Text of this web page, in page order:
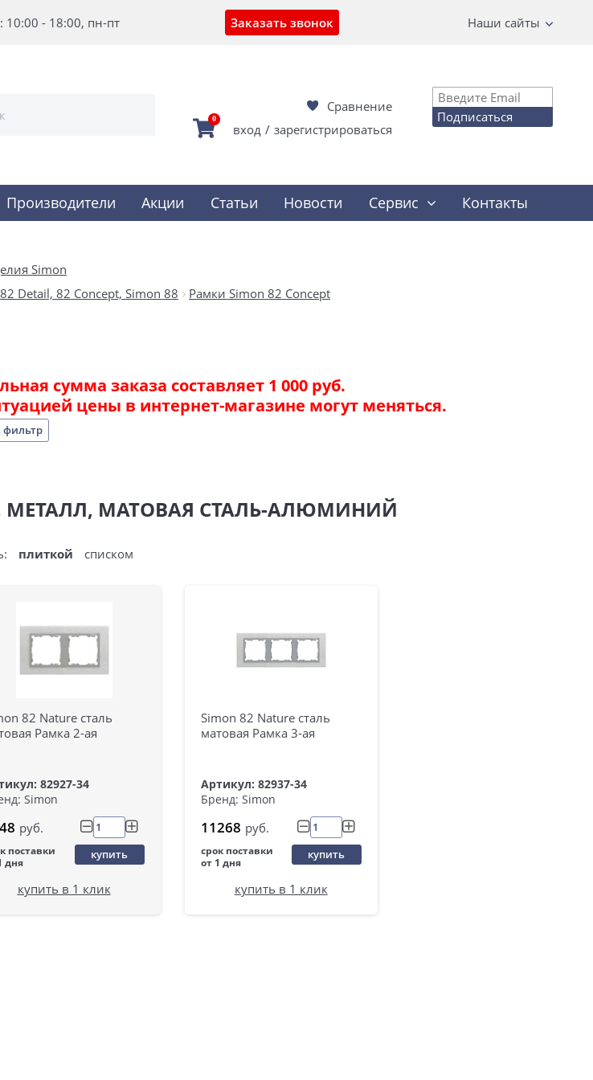
10:00 - 18:00, пн-пт Заказать звонок Наши сайты
Сравнение
0
вход / зарегистрироваться
Подписаться
Производители Акции Статьи Новости Сервис Контакты
Simon
Detail, 82 Concept, Simon 88
Рамки Simon 82 Concept
сумма заказа составляет 1 000 руб.
цены в интернет-магазине могут меняться.
фильтр
МЕТАЛЛ, МАТОВАЯ СТАЛЬ-АЛЮМИНИЙ
плиткой списком
82 Nature сталь
Рамка 2-ая
82927-34
Simon
руб.
поставки
дня
купить
купить в 1 клик
Simon 82 Nature сталь
матовая Рамка 3-ая
Артикул: 82937-34
Бренд: Simon
11268 руб.
срок поставки
от 1 дня
купить
купить в 1 клик